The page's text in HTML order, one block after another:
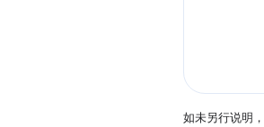
如未另行说明